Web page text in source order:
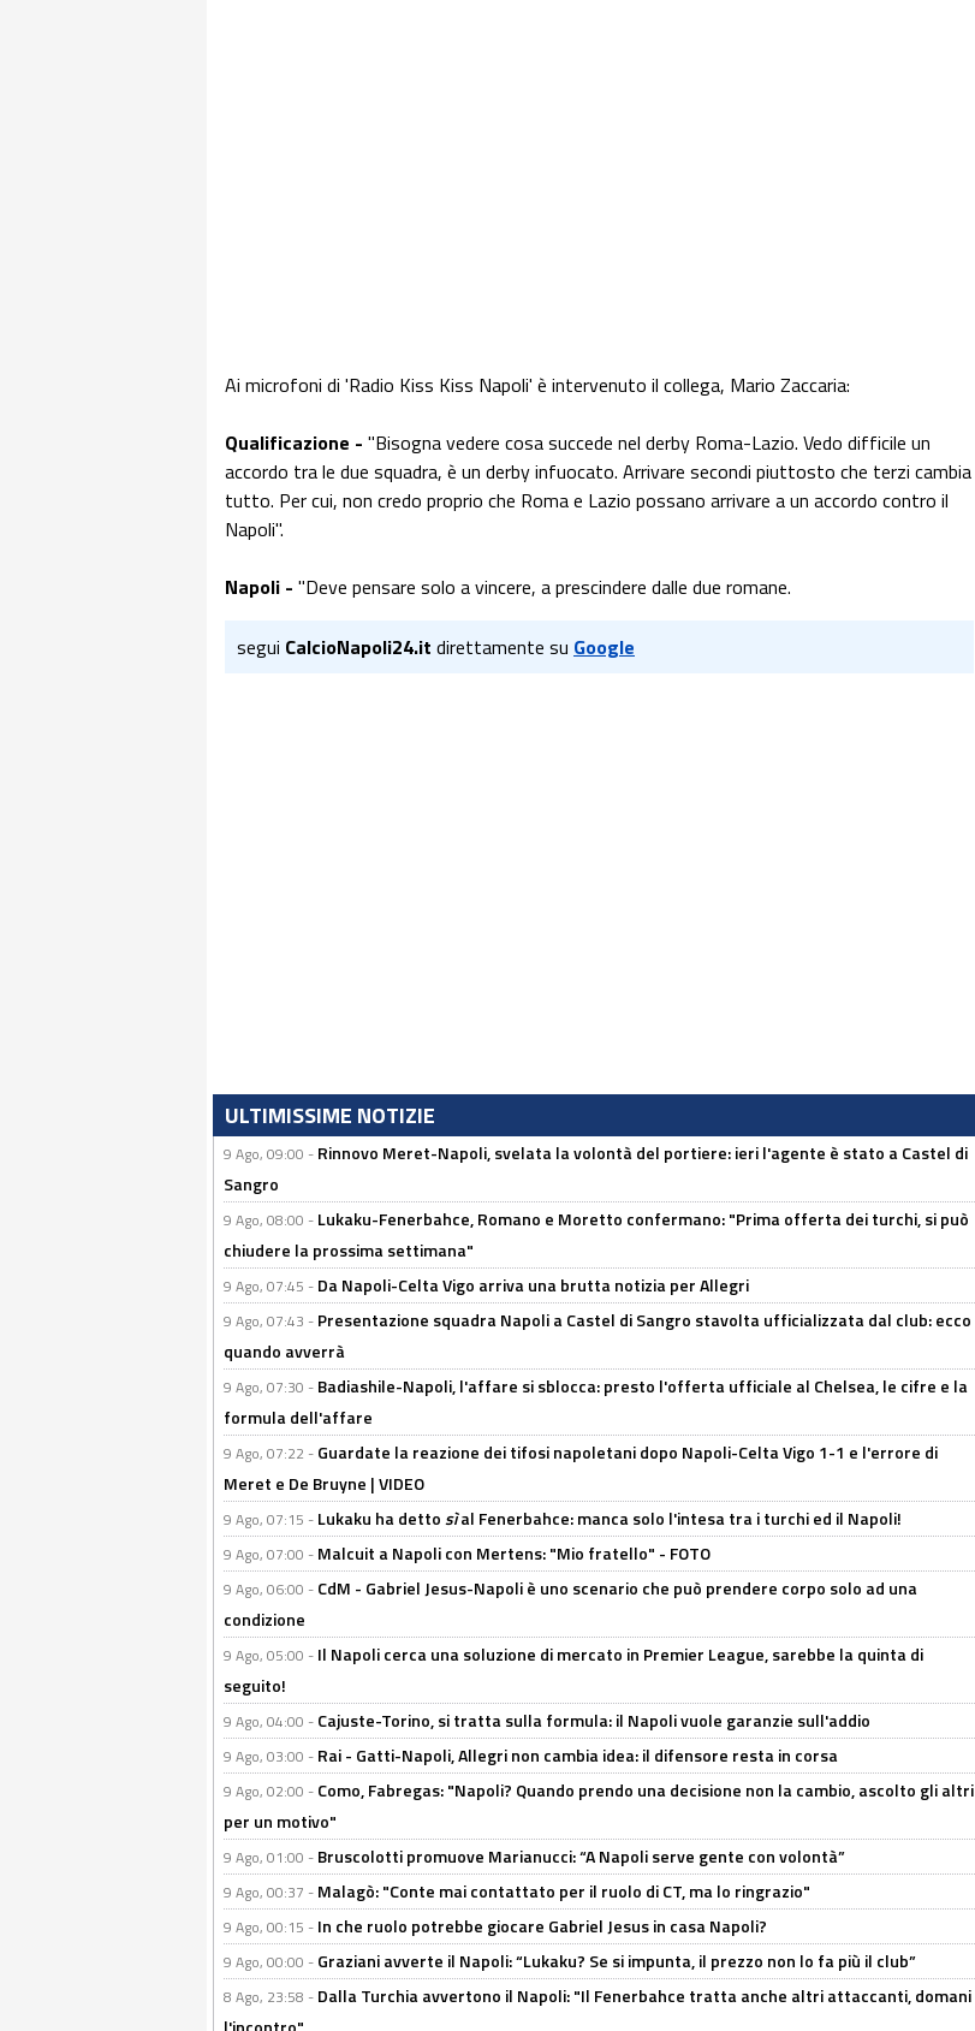
Ai microfoni di 'Radio Kiss Kiss Napoli' è intervenuto il collega, Mario Zaccaria:
Qualificazione - "Bisogna vedere cosa succede nel derby Roma-Lazio. Vedo difficile un
accordo tra le due squadra, è un derby infuocato. Arrivare secondi piuttosto che terzi cambia
tutto. Per cui, non credo proprio che Roma e Lazio possano arrivare a un accordo contro il
Napoli".
Napoli - "Deve pensare solo a vincere, a prescindere dalle due romane.
segui CalcioNapoli24.it direttamente su Google
ULTIMISSIME NOTIZIE
9 Ago, 09:00 - Rinnovo Meret-Napoli, svelata la volontà del portiere: ieri l'agente è stato a Castel di
Sangro
9 Ago, 08:00 - Lukaku-Fenerbahce, Romano e Moretto confermano: "Prima offerta dei turchi, si può
chiudere la prossima settimana"
9 Ago, 07:45 - Da Napoli-Celta Vigo arriva una brutta notizia per Allegri
9 Ago, 07:43 - Presentazione squadra Napoli a Castel di Sangro stavolta ufficializzata dal club: ecco
quando avverrà
9 Ago, 07:30 - Badiashile-Napoli, l'affare si sblocca: presto l'offerta ufficiale al Chelsea, le cifre e la
formula dell'affare
9 Ago, 07:22 - Guardate la reazione dei tifosi napoletani dopo Napoli-Celta Vigo 1-1 e l'errore di
Meret e De Bruyne | VIDEO
9 Ago, 07:15 - Lukaku ha dettosìal Fenerbahce: manca solo l'intesa tra i turchi ed il Napoli!
9 Ago, 07:00 - Malcuit a Napoli con Mertens: "Mio fratello" - FOTO
9 Ago, 06:00 - CdM - Gabriel Jesus-Napoli è uno scenario che può prendere corpo solo ad una
condizione
9 Ago, 05:00 - Il Napoli cerca una soluzione di mercato in Premier League, sarebbe la quinta di
seguito!
9 Ago, 04:00 - Cajuste-Torino, si tratta sulla formula: il Napoli vuole garanzie sull'addio
9 Ago, 03:00 - Rai - Gatti-Napoli, Allegri non cambia idea: il difensore resta in corsa
9 Ago, 02:00 - Como, Fabregas: "Napoli? Quando prendo una decisione non la cambio, ascolto gli altri
per un motivo"
9 Ago, 01:00 - Bruscolotti promuove Marianucci: “A Napoli serve gente con volontà”
9 Ago, 00:37 - Malagò: "Conte mai contattato per il ruolo di CT, ma lo ringrazio"
9 Ago, 00:15 - In che ruolo potrebbe giocare Gabriel Jesus in casa Napoli?
9 Ago, 00:00 - Graziani avverte il Napoli: “Lukaku? Se si impunta, il prezzo non lo fa più il club”
8 Ago, 23:58 - Dalla Turchia avvertono il Napoli: "Il Fenerbahce tratta anche altri attaccanti, domani